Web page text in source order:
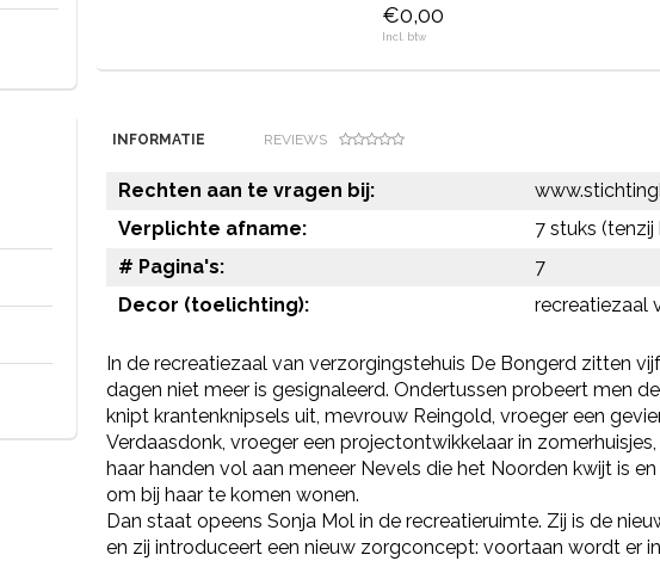
€0,00
Incl. btw
INFORMATIE REVIEWS
Rechten aan te vragen bij:
Verplichte afname:
7 stuks
# Pagina's:
7
Decor (toelichting):
recreatiezaal
In de recreatiezaal van verzorgingstehuis De Bongerd zitten
dagen niet meer is gesignaleerd. Ondertussen probeert men
knipt krantenknipsels uit, mevrouw Reingold, vroeger een
Verdaasdonk, vroeger een projectontwikkelaar in
haar handen vol aan meneer Nevels die het Noorden kwijt is
om bij haar te komen wonen.
Dan staat opeens Sonja Mol in de recreatieruimte. Zij is de
en zij introduceert een nieuw zorgconcept: voortaan wordt er